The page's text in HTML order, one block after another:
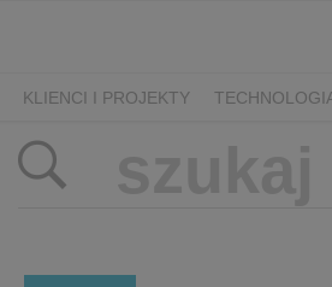
KLIENCI I PROJEKTY